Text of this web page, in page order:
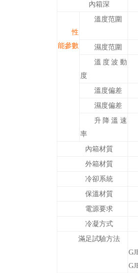
內箱深
性
能參數
溫度范圍
濕度范圍
溫度波動
度
溫度偏差
濕度偏差
升降溫速
率
內箱材質
外箱材質
冷卻系統
保溫材質
電源要求
冷凝方式
滿足試驗方法